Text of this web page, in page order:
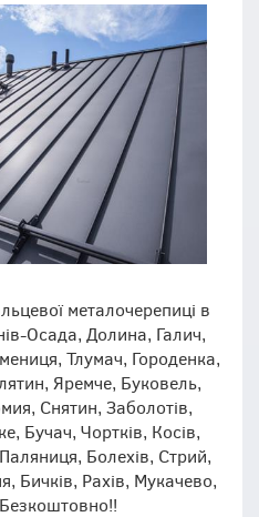
металочерепиці в
Осада, Долина, Галич,
Тлумач, Городенка,
Яремче, Буковель,
Снятин, Заболотів,
Бучач, Чортків, Косів,
Болехів, Стрий,
Бичків, Рахів, Мукачево,